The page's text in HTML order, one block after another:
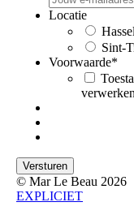
Locatie
Sint-
Voorwaarde*
© Mar Le Beau 2026
EXPLICIET